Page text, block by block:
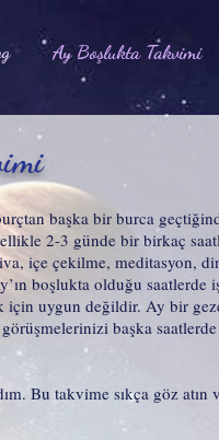
Ay Boşlukta Takvimi
başka bir burca
2-3 günde bir birkaç
içe çekilme, meditasyon,
boşlukta olduğu saatlerde
uygun değildir. Ay bir
başka
Bu takvime sıkça göz atın